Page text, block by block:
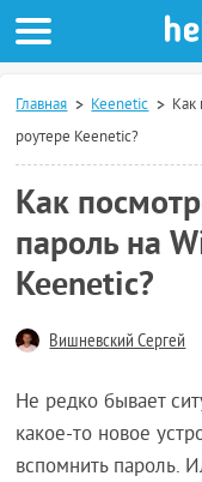
Главная Keenetic
Как
роутере Keenetic?
Как
пароль на
Keenetic?
Вишневский Сергей
Не редко бывает
какое-то новое
вспомнить пароль.